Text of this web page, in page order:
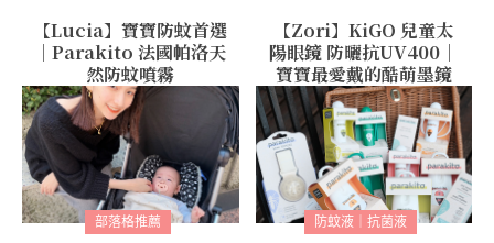
【Lucia】寶寶防蚊首選
｜Parakito 法國帕洛天
然防蚊噴霧
【Zori】KiGO 兒童太
陽眼鏡 防曬抗UV400｜
寶寶最愛戴的酷萌墨鏡
部落格推薦 防蚊液｜抗菌液